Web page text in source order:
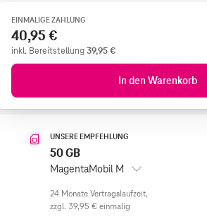
EINMALIGE ZAHLUNG
40,95 €
inkl. Bereitstellung39,95€
In den Warenkorb
UNSERE EMPFEHLUNG
50 GB
MagentaMobil M
zzgl. 39,95 € einmalig